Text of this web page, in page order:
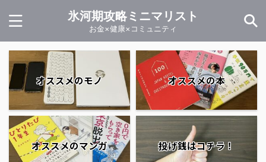
氷河期攻略ミニマリスト
お金×健康×コミュニティ
オススメのモノ オススメの本
オススメのマンガ 投げ銭はコチラ！